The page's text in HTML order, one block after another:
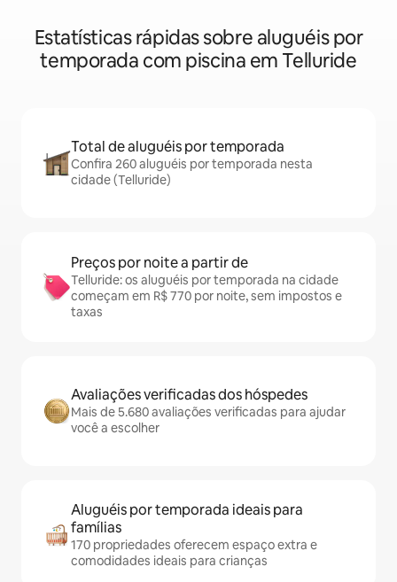
Estatísticas rápidas sobre aluguéis por
temporada com piscina em Telluride
Total de aluguéis por temporada
Confira 260 aluguéis por temporada nesta
cidade (Telluride)
Preços por noite a partir de
Telluride: os aluguéis por temporada na cidade
começam em R$ 770 por noite, sem impostos e
taxas
Avaliações verificadas dos hóspedes
Mais de 5.680 avaliações verificadas para ajudar
você a escolher
Aluguéis por temporada ideais para
famílias
170 propriedades oferecem espaço extra e
comodidades ideais para crianças